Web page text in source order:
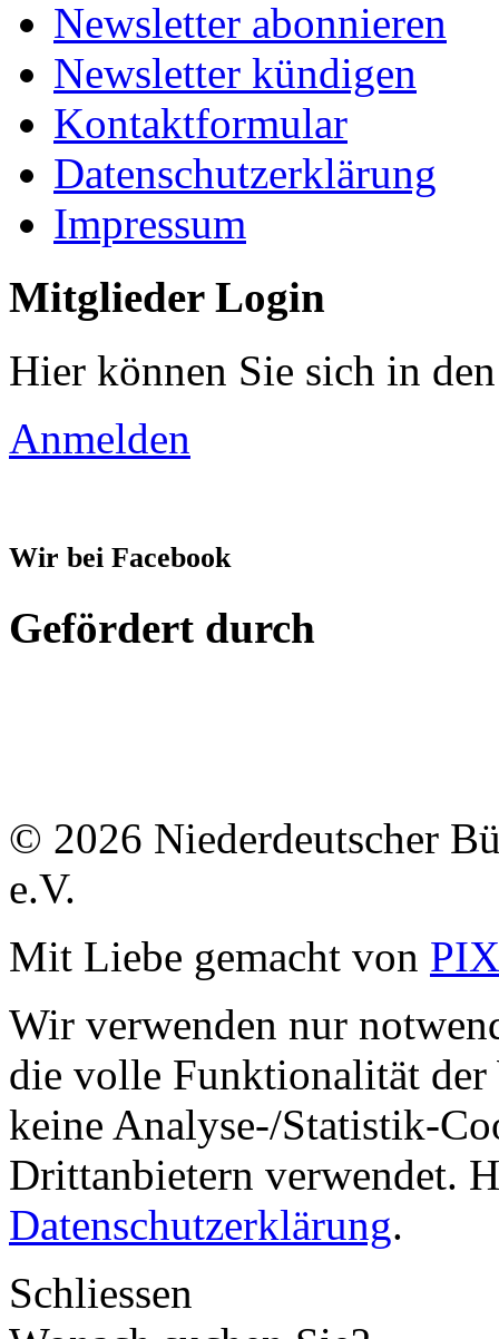
Newsletter abonnieren
Newsletter kündigen
Kontaktformular
Datenschutzerklärung
Impressum
Mitglieder Login
Hier können Sie sich in
Anmelden
Wir bei Facebook
Gefördert durch
© 2026 Niederdeutscher
e.V.
Mit Liebe gemacht von
Wir verwenden nur
die volle Funktionalität der
keine Analyse-/Statistik-
Drittanbietern verwendet.
Datenschutzerklärung.
Schliessen